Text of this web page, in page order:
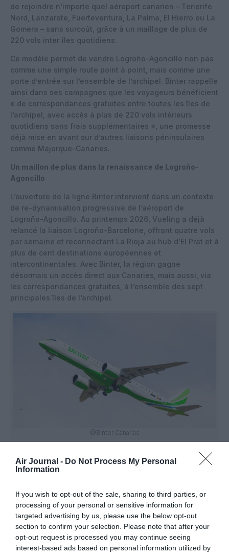
Air Journal - Do Not Process My Personal
Information
If you wish to opt-out of the sale, sharing to third parties, or
processing of your personal or sensitive information for
targeted advertising by us, please use the below opt-out
section to confirm your selection. Please note that after your
opt-out request is processed you may continue seeing
interest-based ads based on personal information utilized by
de rejoindre n’importe quel aéroport canarien – Tenerife
Nord, Lanzarote, Fuerteventura, La Palma, El Hierro ou La
Gomera – sans surcoût, grâce à un maillage de plus de
220 vols inter‑îles quotidiens.
Ce modèle permet de vendre Logroño-Agoncillo non pas
comme une simple route point à point, mais comme une
porte d’entrée sur l’ensemble de l’archipel. Binter rappelle
ainsi dans ses campagnes que les voyageurs bénéficient
« de correspondances gratuites entre toutes les îles de
l’archipel, avec accès à plus de 220 vols intérieurs
quotidiens sans frais supplémentaires », une promesse
déjà mise en avant sur d’autres liaisons péninsulaires
comme Majorque–Canaries.
Un maillon de plus dans la renaissance de Logroño-
Agoncillo
L’ouverture de la ligne Binter intervient dans un contexte
de re-dynamisation progressive de l’aéroport de
Logroño-Agoncillo. Au printemps 2026, Vueling a déjà
relancé la liaison Logroño–Barcelone, offrant quatre vols
par semaine et reconnectant La Rioja au hub d’El Prat et à
plus de cent destinations européennes et
intercontinentales. Avec Binter, la région gagne
désormais un accès direct aux Canaries, mais aussi, via
les correspondances gratuites, à l’ensemble des sept
principales îles de l’archipel.
@Binter Canarias
Soutenez-nous, faites un don !
NOUS SOUTENIR